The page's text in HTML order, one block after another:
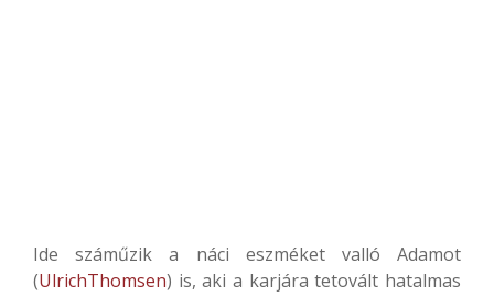
Ide száműzik a náci eszméket valló Adamot
(UlrichThomsen) is, aki a karjára tetovált hatalmas